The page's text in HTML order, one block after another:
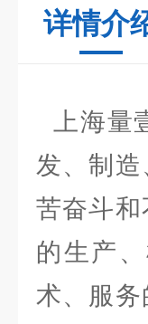
详情介
上海量
发、制
苦奋斗
的生产
术、服